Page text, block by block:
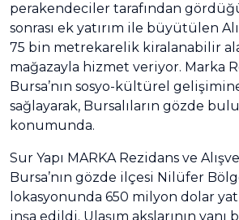
perakendeciler tarafından
sonrası ek yatırım ile büyütülen
75 bin metrekarelik kiralanabilir
mağazayla hizmet veriyor. Marka
Bursa’nın sosyo-kültürel
sağlayarak, Bursalıların gözde
konumunda.
Sur Yapı MARKA Rezidans ve
Bursa’nın gözde ilçesi Nilüfer
lokasyonunda 650 milyon dolar
inşa edildi. Ulaşım akslarının yanı